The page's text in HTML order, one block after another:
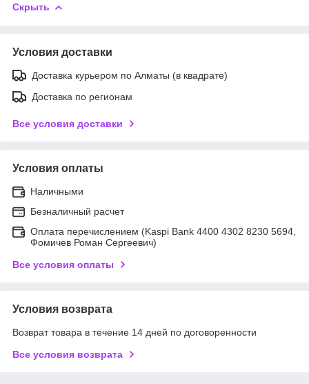
Скрыть
Условия доставки
Доставка курьером по Алматы (в квадрате)
Доставка по регионам
Все условия доставки
Условия оплаты
Наличными
Безналичный расчет
Оплата перечислением (Kaspi Bank 4400 4302 8230 5694,
Фомичев Роман Сергеевич)
Все условия оплаты
Условия возврата
Возврат товара в течение 14 дней по договоренности
Все условия возврата